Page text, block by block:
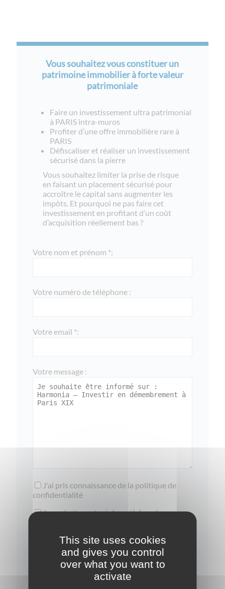
Vous souhaitez vous constituer un
patrimoine immobilier à forte valeur
patrimoniale
Faire un investissement ultra patrimonial
à PARIS intra-muros
Profiter d’une offre immobilière rare à
PARIS
Défiscaliser et réaliser un investissement
sécurisé dans la pierre
Vous souhaitez limiter la prise de risque
en faisant un placement sécurisé pour
accroître le capital sans augmenter les
impôts. Et pourquoi ne pas faire cet
investissement en profitant d’un coût
d’acquisition réellement bas ?
Votre nom et prénom *:
Votre numéro de téléphone :
Votre email *:
Votre message :
J'ai pris connaissance de la politique de
confidentialité
Je souhaite rester informé(e) sur les
This site uses cookies
and gives you control
over what you want to
activate